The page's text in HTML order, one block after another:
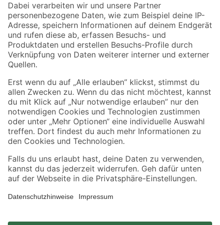
Zahlungsarten Versandarten
Sicher einkaufen
Jetzt die toom-App herunterladen
Alle Preisangaben in EUR inkl. gesetzl. MwSt.. Die dargestellten Angebote sind unter
Umständen nicht in allen Märkten verfügbar. Die angegebenen Verfügbarkeiten beziehen
sich auf den unter "Mein Markt" ausgewählten toom Baumarkt. Alle Angebote und
*Paketversand ab 59 € versandkostenfrei, gilt nicht für Artikel mit Speditionsversand, hier
fallen zusätzliche Versandkosten an.